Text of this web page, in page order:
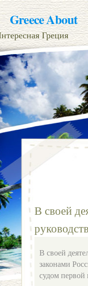
Greece About
Греция
В своей
В своей
законами
судом первой